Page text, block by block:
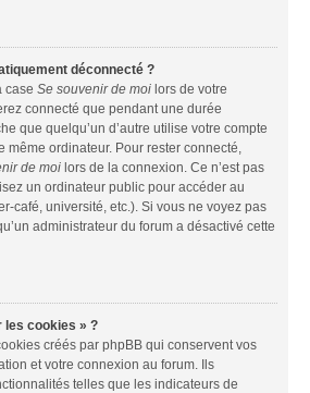
déconnecté ?
case Se souvenir de moi lors de votre
connecté que pendant une durée
que quelqu’un d’autre utilise votre compte
même ordinateur. Pour rester connecté,
de moi lors de la connexion. Ce n’est pas
un ordinateur public pour accéder au
café, université, etc.). Si vous ne voyez pas
administrateur du forum a désactivé cette
les cookies » ?
créés par phpBB qui conservent vos
et votre connexion au forum. Ils
telles que les indicateurs de